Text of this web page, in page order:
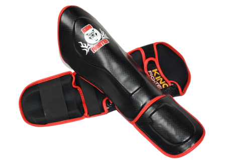
értékelése
5-
ből
0,0
csillag.